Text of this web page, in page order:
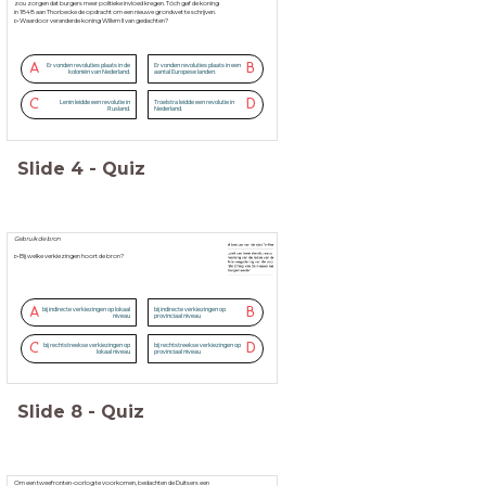
zou zorgen dat burgers meer politieke invloed kregen. Tóch gaf de koning
in 1848 aan Thorbecke de opdracht om een nieuwe grondwet te schrijven.
▻Waardoor veranderde koning Willem II van gedachten?
A
Er vonden revoluties plaats in de
koloniën van Nederland.
B
Er vonden revoluties plaats in een
aantal Europese landen.
C
Lenin leidde een revolutie in
Rusland.
D
Troelstra leidde een revolutie in
Nederland.
Slide 4 - Quiz
Gebruik de bron
▻Bij welke verkiezingen hoort de bron?
A bij indirecte verkiezingen op lokaal
niveau
B
bij indirecte verkiezingen op
provinciaal niveau
C
bij rechtstreekse verkiezingen op
lokaal niveau
D
bij rechtstreekse verkiezingen op
provinciaal niveau
Slide 8 - Quiz
Om een tweefronten-oorlog te voorkomen, bedachten de Duitsers een